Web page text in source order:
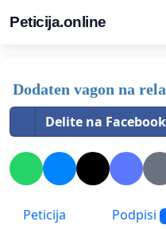
Peticija.online
Dodaten vagon na
Delite na
Peticija Podpisi